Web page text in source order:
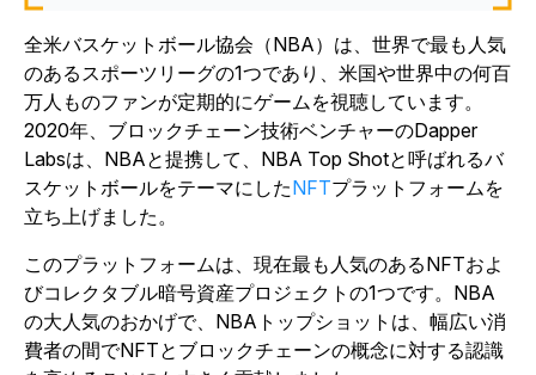
全米バスケットボール協会（NBA）は、世界で最も人気
のあるスポーツリーグの1つであり、米国や世界中の何百
万人ものファンが定期的にゲームを視聴しています。
2020年、ブロックチェーン技術ベンチャーのDapper
Labsは、NBAと提携して、NBA Top Shotと呼ばれるバ
スケットボールをテーマにしたNFTプラットフォームを
立ち上げました。
このプラットフォームは、現在最も人気のあるNFTおよ
びコレクタブル暗号資産プロジェクトの1つです。NBA
の大人気のおかげで、NBAトップショットは、幅広い消
費者の間でNFTとブロックチェーンの概念に対する認識